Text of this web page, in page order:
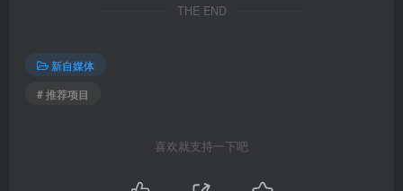
THE END
新自媒体
# 推荐项目
喜欢就支持一下吧